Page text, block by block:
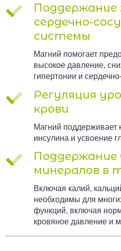
Поддержание
сердечно-
системы
Магний помогает
высокое давление,
гипертонии и
Регуляция
крови
Магний
инсулина и усвоение
Поддержание
минералов в
Включая калий,
необходимы для
функций, включая
кровяное давление и